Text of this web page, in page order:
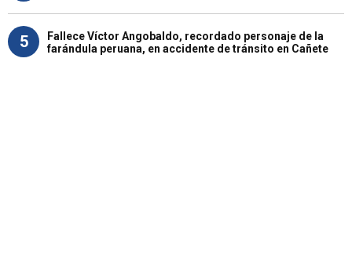
5
Fallece Víctor Angobaldo, recordado personaje de la
farándula peruana, en accidente de tránsito en Cañete